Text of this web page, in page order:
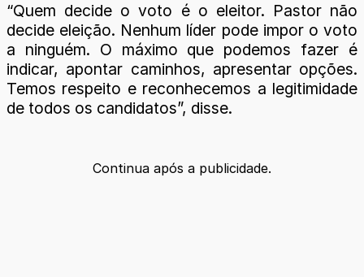
“Quem decide o voto é o eleitor. Pastor não
decide eleição. Nenhum líder pode impor o voto
a ninguém. O máximo que podemos fazer é
indicar, apontar caminhos, apresentar opções.
Temos respeito e reconhecemos a legitimidade
de todos os candidatos”, disse.
Continua após a publicidade.